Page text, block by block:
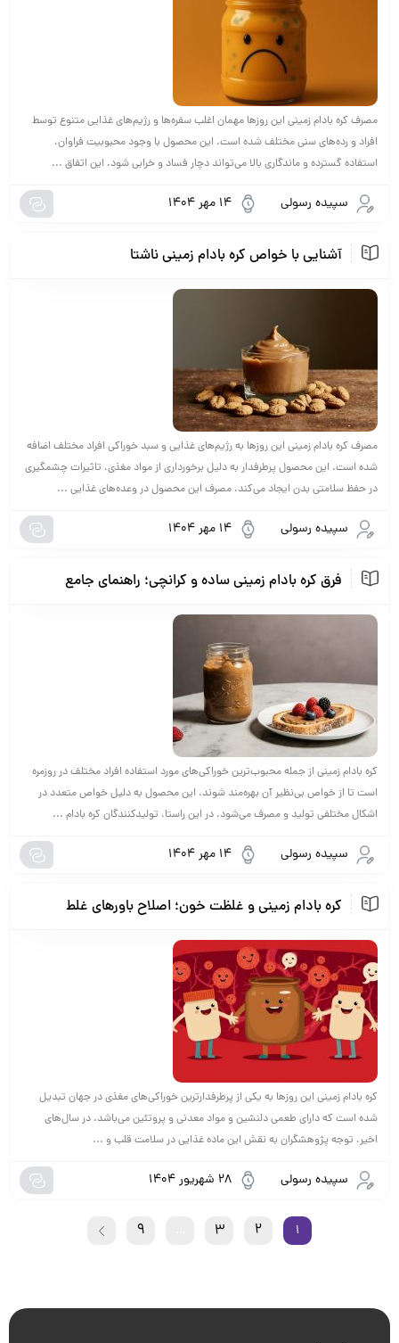
مصرف کره بادام زمینی این روزها مهمان اغلب سفره‌ها و رژیم‌های غذایی متنوع توسط
افراد و رده‌های سنی مختلف شده است. این محصول با وجود محبوبیت فراوان،
استفاده گسترده و ماندگاری بالا می‌تواند دچار فساد و خرابی شود. این اتفاق ...
سپیده رسولی 14 مهر 1404
آشنایی با خواص کره بادام زمینی ناشتا
مصرف کره بادام زمینی این روزها به رژیم‌های غذایی و سبد خوراکی افراد مختلف اضافه
شده است. این محصول پرطرفدار به دلیل برخورداری از مواد مغذی، تاثیرات چشمگیری
در حفظ سلامتی بدن ایجاد می‌کند. مصرف این محصول در وعده‌های غذایی ...
سپیده رسولی 14 مهر 1404
فرق کره بادام زمینی ساده و کرانچی؛ راهنمای جامع
کره بادام زمینی از جمله محبوب‌ترین خوراکی‌های مورد استفاده افراد مختلف در روزمره
است تا از خواص بی‌نظیر آن بهره‌مند شوند. این محصول به دلیل خواص متعدد در
اشکال مختلفی تولید و مصرف می‌شود. در این راستا، تولیدکنندگان کره بادام ...
سپیده رسولی 14 مهر 1404
کره بادام زمینی و غلظت خون؛ اصلاح باورهای غلط
کره بادام زمینی این روزها به یکی از پرطرفدارترین خوراکی‌های مغذی در جهان تبدیل
شده است که دارای طعمی دلنشین و مواد معدنی و پروتئین می‌باشد. در سال‌های
اخیر، توجه پژوهشگران به نقش این ماده غذایی در سلامت قلب و ...
سپیده رسولی 28 شهریور 1404
1
2
3
9